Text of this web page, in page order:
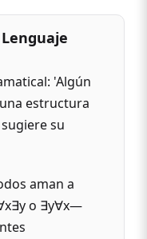
'Algún
estructura
su
aman a
o ∃y∀x—